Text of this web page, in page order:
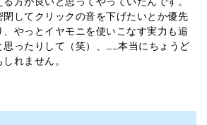
してクリックの音を下げたいとか優先
やっとイヤモニを使いこなす実力も追
ったりして（笑）、……本当にちょうど
れません。